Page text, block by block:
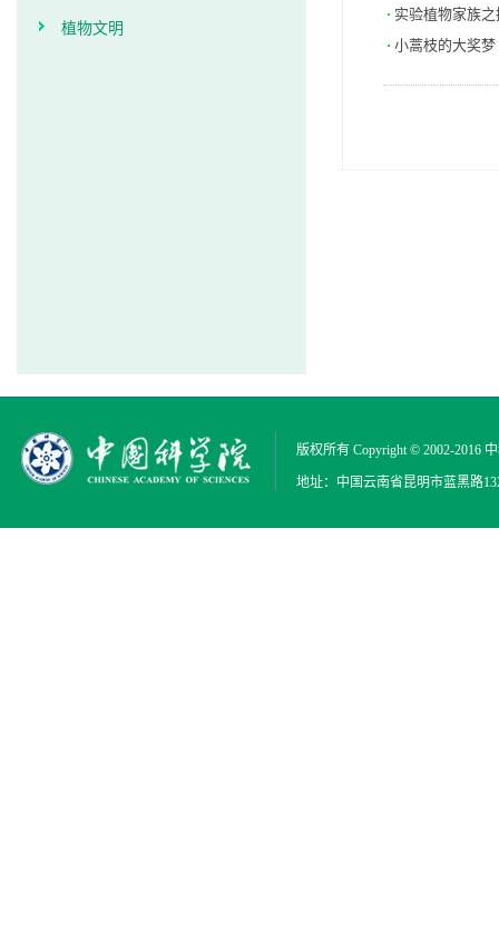
植物文明
实验植物家族
小蒿枝的大奖梦
版权所有 Copyright © 2002-2016
地址：中国云南省昆明市蓝黑路